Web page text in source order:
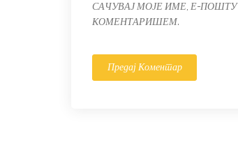
САЧУВАЈ МОЈЕ ИМЕ, Е-
КОМЕНТАРИШЕМ.